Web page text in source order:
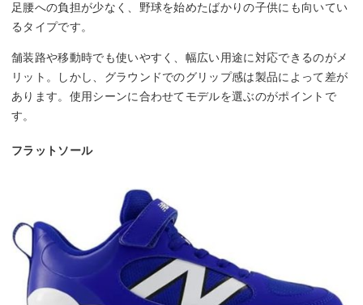
足腰への負担が少なく、野球を始めたばかりの子供にも向いてい
るタイプです。
舗装路や移動時でも使いやすく、幅広い用途に対応できるのがメ
リット。しかし、グラウンドでのグリップ感は製品によって差が
あります。使用シーンに合わせてモデルを選ぶのがポイントで
す。
フラットソール